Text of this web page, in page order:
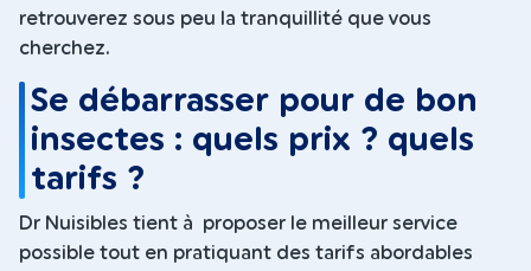
retrouverez sous peu la tranquillité que vous
cherchez.
Se débarrasser pour de bon
insectes : quels prix ? quels
tarifs ?
Dr Nuisibles tient à proposer le meilleur service
possible tout en pratiquant des tarifs abordables